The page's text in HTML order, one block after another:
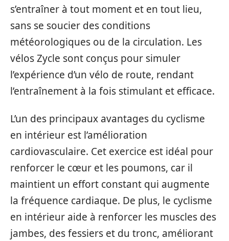
s’entraîner à tout moment et en tout lieu,
sans se soucier des conditions
météorologiques ou de la circulation. Les
vélos Zycle sont conçus pour simuler
l’expérience d’un vélo de route, rendant
l’entraînement à la fois stimulant et efficace.
L’un des principaux avantages du cyclisme
en intérieur est l’amélioration
cardiovasculaire. Cet exercice est idéal pour
renforcer le cœur et les poumons, car il
maintient un effort constant qui augmente
la fréquence cardiaque. De plus, le cyclisme
en intérieur aide à renforcer les muscles des
jambes, des fessiers et du tronc, améliorant